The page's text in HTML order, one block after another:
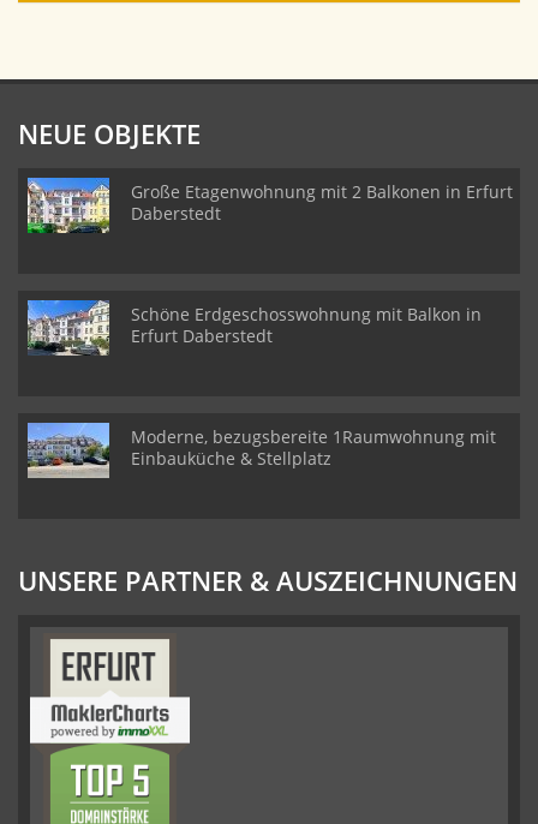
NEUE OBJEKTE
Große Etagenwohnung mit 2 Balkonen in Erfurt
Daberstedt
Schöne Erdgeschosswohnung mit Balkon in
Erfurt Daberstedt
Moderne, bezugsbereite 1Raumwohnung mit
Einbauküche & Stellplatz
UNSERE PARTNER & AUSZEICHNUNGEN